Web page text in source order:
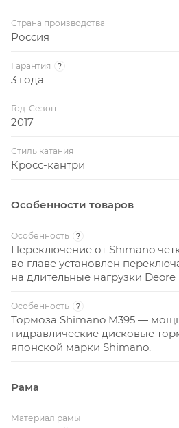
имеющий, в отличие от
систему с внешними
положиться какое бы
ДОСТОЙНЫЙ СТИЛЬ
подчеркнет вашу особенность.
износоустойчивые покрышки
кевларовым кордом для
направлений. Выбор за вами.
Страна производства
Россия
Гарантия ?
3 года
Год-Сезон
2017
Стиль катания
Кросс-кантри
Особенности товаров
Особенность ?
Переключение от Shimano
во главе установлен
на длительные нагрузки Deore
Особенность ?
Тормоза Shimano M395 —
гидравлические дисковые
японской марки Shimano.
Рама
Материал рамы